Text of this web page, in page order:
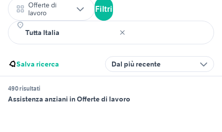
Offerte di
lavoro
Filtri
Salva ricerca Dal più recente
490 risultati
Assistenza anziani in Offerte di lavoro